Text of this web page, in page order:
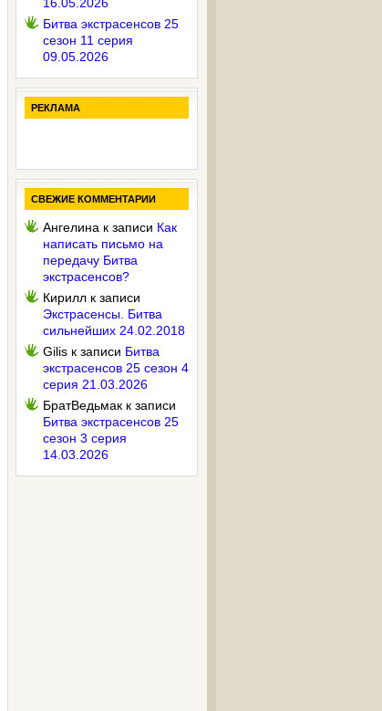
Битва экстрасенсов 25
сезон 11 серия
09.05.2026
РЕКЛАМА
СВЕЖИЕ КОММЕНТАРИИ
Ангелина к записи Как
написать письмо на
передачу Битва
экстрасенсов?
Кирилл к записи
Экстрасенсы. Битва
сильнейших 24.02.2018
Gilis к записи Битва
экстрасенсов 25 сезон 4
серия 21.03.2026
БратВедьмак к записи
Битва экстрасенсов 25
сезон 3 серия
14.03.2026